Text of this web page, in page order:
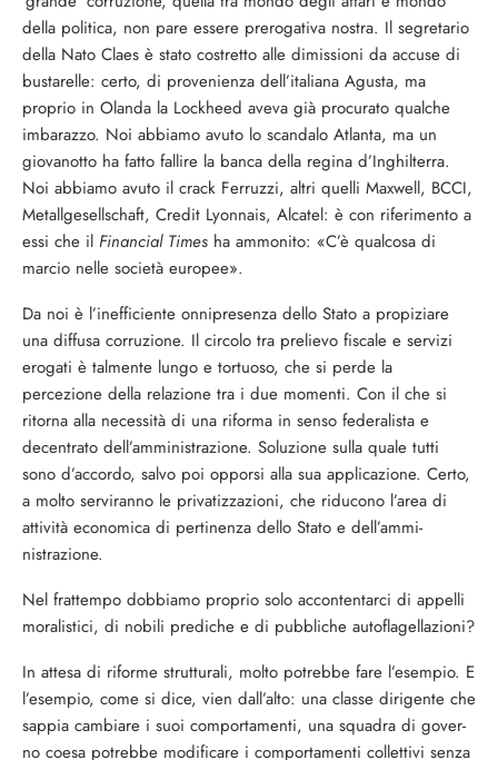
della politica, non pare essere prerogativa nostra. Il segretario
della Nato Claes è stato costretto alle dimissioni da accuse di
bustarelle: cer­to, di provenienza dell’italiana Agusta, ma
proprio in Olanda la Lockheed a­veva già procurato qualche
imbarazzo. Noi abbiamo avuto lo scandalo Atlan­ta, ma un
giovanotto ha fatto fallire la banca della regina d’Inghilterra.
Noi abbiamo avuto il crack Ferruzzi, altri quelli Maxwell, BCCI,
Metallgesell­schaft, Credit Lyonnais, Alcatel: è con riferimento a
essi che il Financial Ti­mes ha ammonito: «C’è qualcosa di
marcio nelle società europee».
Da noi è l’inefficiente onnipresenza dello Stato a propiziare
una diffusa corruzione. Il circolo tra prelievo fiscale e servizi
erogati è talmente lungo e tor­tuoso, che si perde la
percezione della relazione tra i due momenti. Con il che si
ritorna alla necessità di una riforma in senso federalista e
decentrato del­l’amministrazione. Soluzione sulla qua­le tutti
sono d’accordo, salvo poi op­porsi alla sua applicazione. Certo,
a molto serviranno le privatizzazioni, che riducono l’area di
attività economica di pertinenza dello Stato e dell’ammi­
nistrazione.
Nel frattempo dobbiamo proprio solo accontentarci di appelli
moralistici, di nobili prediche e di pubbliche autofla­gellazioni?
In attesa di riforme strutturali, molto potrebbe fare l’esempio. E
l’esempio, come si dice, vien dall’alto: una clas­se dirigente che
sappia cambiare i suoi comportamenti, una squadra di gover­
no coesa potrebbe modificare i comportamenti collettivi senza